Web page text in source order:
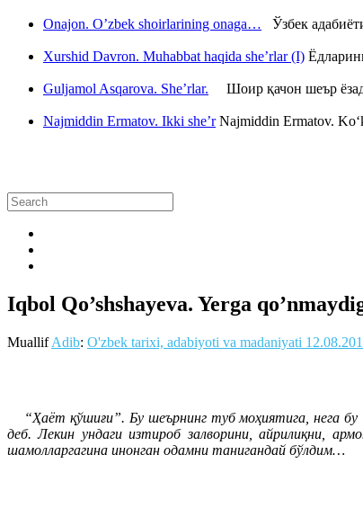
Onajon. O’zbek shoirlarining onaga… Ўзбек
Xurshid Davron. Muhabbat haqida she’rlar (I)
Guljamol Asqarova. She’rlar. Шоир қачон шеър
Najmiddin Ermatov. Ikki she’rNajmiddin Ermatov.
Iqbol Qo’shshayeva. Yerga
MuallifAdib: O'zbek tarixi, adabiyoti va madaniyati
“Ҳаёт қўшиғи”. Бу шеърнинг туб моҳиятига, нега бу
деб. Лекин ундаги изтироб залворини, айрилиқни,
шамолларгагина инонган одамни танигандай бўлдим…